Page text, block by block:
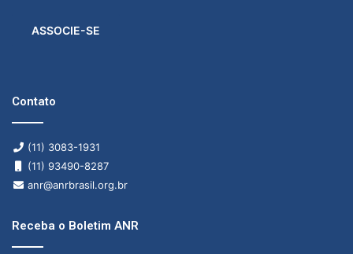
ASSOCIE-SE
Contato
(11) 3083-1931
(11) 93490-8287
anr@anrbrasil.org.br
Receba o Boletim ANR